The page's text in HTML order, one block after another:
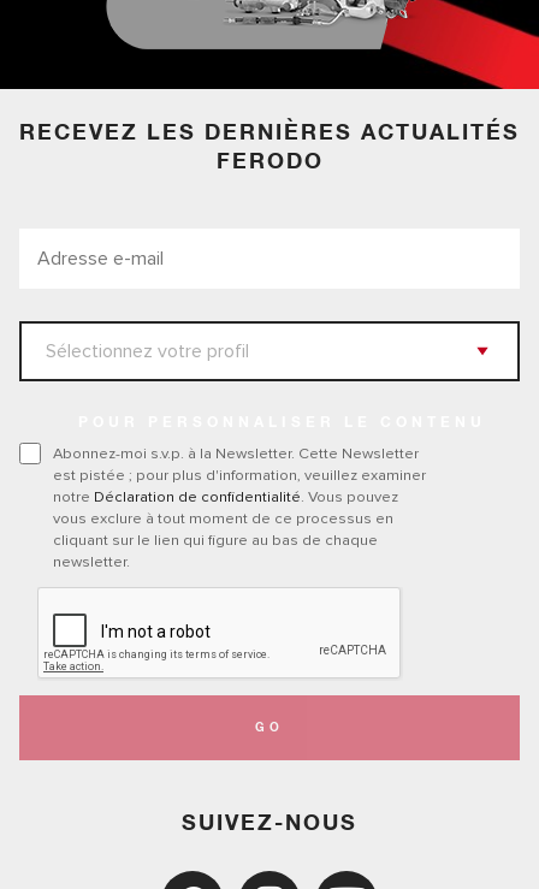
RECEVEZ LES DERNIÈRES ACTUALITÉS
FERODO
Abonnez-moi s.v.p. à la Newsletter. Cette Newsletter
est pistée ; pour plus d'information, veuillez examiner
notre Déclaration de confidentialité. Vous pouvez
vous exclure à tout moment de ce processus en
cliquant sur le lien qui figure au bas de chaque
newsletter.
GO
SUIVEZ-NOUS